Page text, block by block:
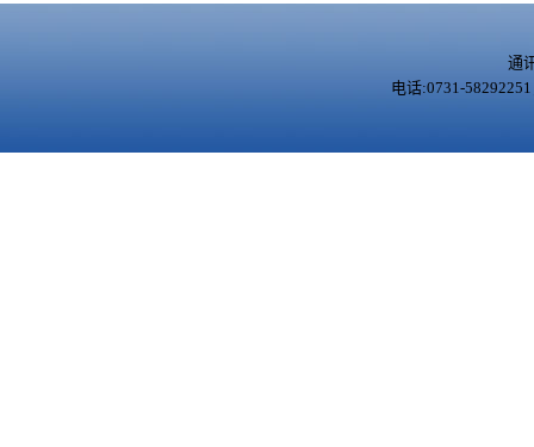
通
电话:0731-